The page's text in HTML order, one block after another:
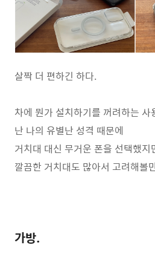
살짝 더 편하긴 하다.
차에 뭔가 설치하기를 꺼려하는
난 나의 유별난 성격 때문에
거치대 대신 무거운 폰을 선택했지
깔끔한 거치대도 많아서 고려해볼
가방.